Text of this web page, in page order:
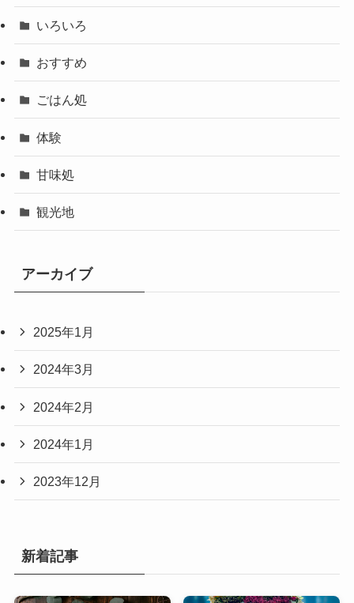
いろいろ
おすすめ
ごはん処
体験
甘味処
観光地
アーカイブ
2025年1月
2024年3月
2024年2月
2024年1月
2023年12月
新着記事